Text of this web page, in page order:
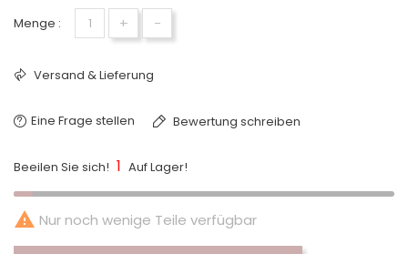
Menge : + -
Versand & Lieferung
Eine Frage stellen Bewertung schreiben
Beeilen Sie sich! 1 Auf Lager!
 Nur noch wenige Teile verfügbar